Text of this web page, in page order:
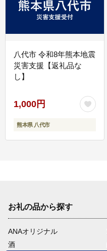
八代市 令和8年熊本地震
災害支援【返礼品な
し】
1,000円
熊本県 八代市
お礼の品から探す
ANAオリジナル
酒